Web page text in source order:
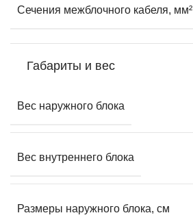
Сечения межблочного кабеля, мм²
Габариты и вес
Вес наружного блока
Вес внутреннего блока
Размеры наружного блока, см